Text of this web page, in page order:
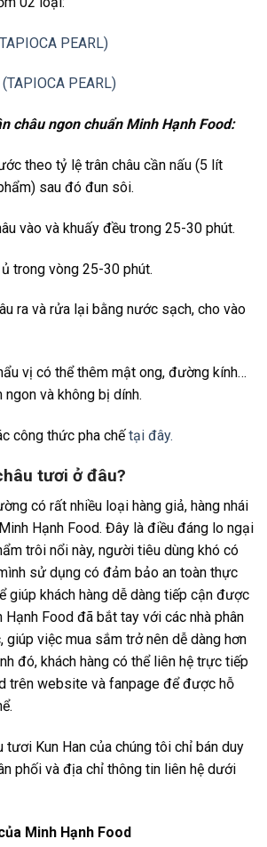
PEARL)
PEARL)
châu ngon chuẩn Minh Hạnh Food:
theo tỷ lệ trân châu cần nấu (5 lít
sau đó đun sôi.
vào và khuấy đều trong 25-30 phút.
trong vòng 25-30 phút.
ra và rửa lại bằng nước sạch, cho vào
vị có thể thêm mật ong, đường kính…
ngon và không bị dính.
công thức pha chếtại đây.
tươi ở đâu?
có rất nhiều loại hàng giả, hàng nhái
Hạnh Food. Đây là điều đáng lo ngại
trôi nổi này, người tiêu dùng khó có
sử dụng có đảm bảo an toàn thực
giúp khách hàng dễ dàng tiếp cận được
Food đã bắt tay với các nhà phân
giúp việc mua sắm trở nên dễ dàng hơn
đó, khách hàng có thể liên hệ trực tiếp
trên website và fanpage để được hỗ
tươi Kun Han của chúng tôi chỉ bán duy
phối và địa chỉ thông tin liên hệ dưới
Minh Hạnh Food